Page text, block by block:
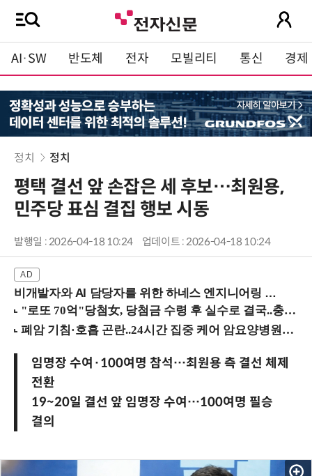
AI·SW 반도체 전자 모빌리티 통신 경제
정치 정치
평택 결선 앞 손잡은 세 후보…최원용,
민주당 표심 결집 행보 시동
발행일 : 2026-04-18 10:24 업데이트 : 2026-04-18 10:24
비개발자와 AI 담당자를 위한 하네스 엔지니어링 입문과정 (8/20 신논현역)
임명장 수여·100여명 참석…최원용 측 결선 체제
전환
19~20일 결선 앞 임명장 수여…100여명 필승
결의